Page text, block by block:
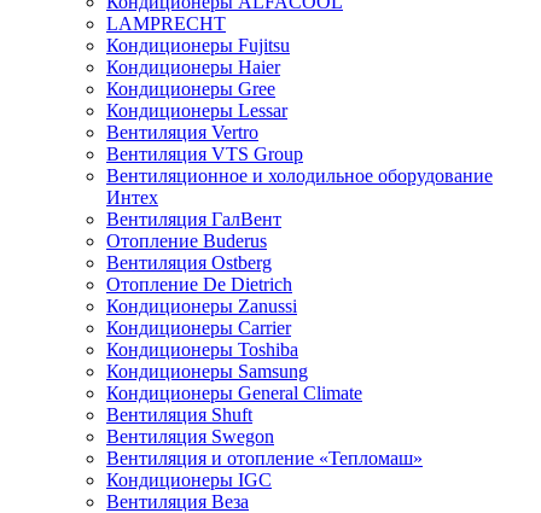
LAMPRECHT
Кондиционеры Fujitsu
Кондиционеры Haier
Кондиционеры Gree
Кондиционеры Lessar
Вентиляция Vertro
Вентиляция VTS Group
Вентиляционное и холодильное оборудование
Интех
Вентиляция ГалВент
Отопление Buderus
Вентиляция Ostberg
Отопление De Dietrich
Кондиционеры Zanussi
Кондиционеры Carrier
Кондиционеры Toshiba
Кондиционеры Samsung
Кондиционеры General Climate
Вентиляция Shuft
Вентиляция Swegon
Вентиляция и отопление «Тепломаш»
Кондиционеры IGC
Вентиляция Веза